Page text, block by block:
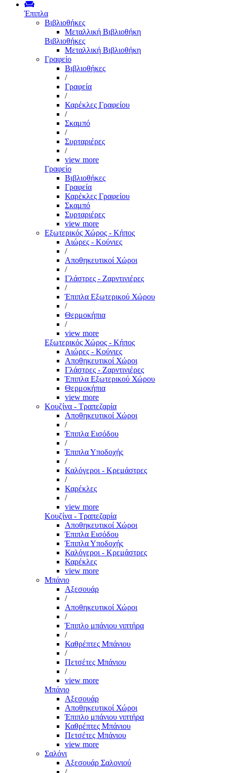
Έπιπλα
Βιβλιοθήκες
Μεταλλική Βιβλιοθήκη
Βιβλιοθήκες
Μεταλλική Βιβλιοθήκη
Γραφείο
Βιβλιοθήκες
/
Γραφεία
/
Καρέκλες Γραφείου
/
Σκαμπό
/
Συρταριέρες
/
view more
Γραφείο
Βιβλιοθήκες
Γραφεία
Καρέκλες Γραφείου
Σκαμπό
Συρταριέρες
view more
Εξωτερικός Χώρος - Κήπος
Αιώρες - Κούνιες
/
Αποθηκευτικοί Χώροι
/
Γλάστρες - Ζαρντινιέρες
/
Έπιπλα Εξωτερικού Χώρου
/
Θερμοκήπια
/
view more
Εξωτερικός Χώρος - Κήπος
Αιώρες - Κούνιες
Αποθηκευτικοί Χώροι
Γλάστρες - Ζαρντινιέρες
Έπιπλα Εξωτερικού Χώρου
Θερμοκήπια
view more
Κουζίνα - Τραπεζαρία
Αποθηκευτικοί Χώροι
/
Έπιπλα Εισόδου
/
Έπιπλα Υποδοχής
/
Καλόγεροι - Κρεμάστρες
/
Καρέκλες
/
view more
Κουζίνα - Τραπεζαρία
Αποθηκευτικοί Χώροι
Έπιπλα Εισόδου
Έπιπλα Υποδοχής
Καλόγεροι - Κρεμάστρες
Καρέκλες
view more
Μπάνιο
Αξεσουάρ
/
Αποθηκευτικοί Χώροι
/
Έπιπλο μπάνιου νιπτήρα
/
Καθρέπτες Μπάνιου
/
Πετσέτες Μπάνιου
/
view more
Μπάνιο
Αξεσουάρ
Αποθηκευτικοί Χώροι
Έπιπλο μπάνιου νιπτήρα
Καθρέπτες Μπάνιου
Πετσέτες Μπάνιου
view more
Σαλόνι
Αξεσουάρ Σαλονιού